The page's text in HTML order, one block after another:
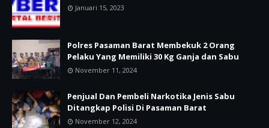
Januari 15, 2023
Polres Pasaman Barat Membekuk 2 Orang
Pelaku Yang Memiliki 30 Kg Ganja dan Sabu
November 11, 2024
Penjual Dan Pembeli Narkotika Jenis Sabu
Ditangkap Polisi Di Pasaman Barat
November 12, 2024